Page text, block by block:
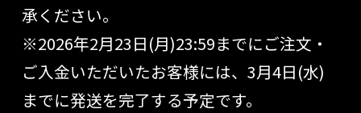
承ください。
※2026年2月23日(月)23:59までにご注文・
ご入金いただいたお客様には、3月4日(水)
までに発送を完了する予定です。